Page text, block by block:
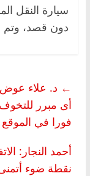
سيارة النقل
دون قصد، وتم
← د. علاء
أى مبرر
فورا في
أحمد النجار:
نقطة ضوء أتمنى